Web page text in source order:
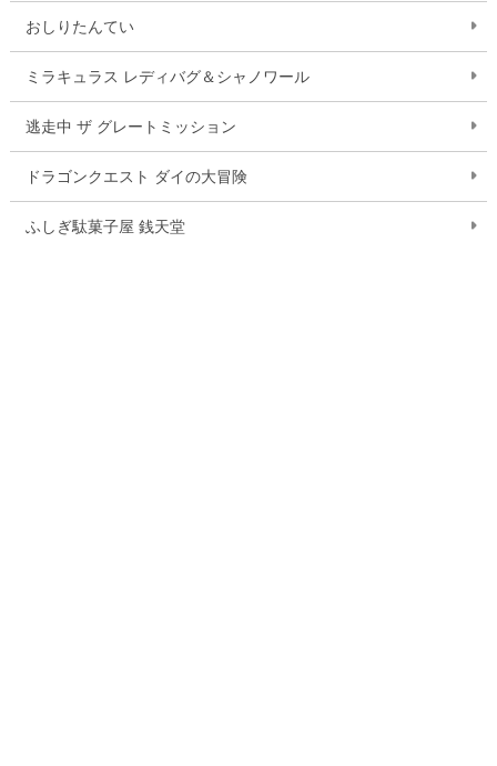
おしりたんてい
ミラキュラス レディバグ＆シャノワール
逃走中 ザ グレートミッション
ドラゴンクエスト ダイの大冒険
ふしぎ駄菓子屋 銭天堂